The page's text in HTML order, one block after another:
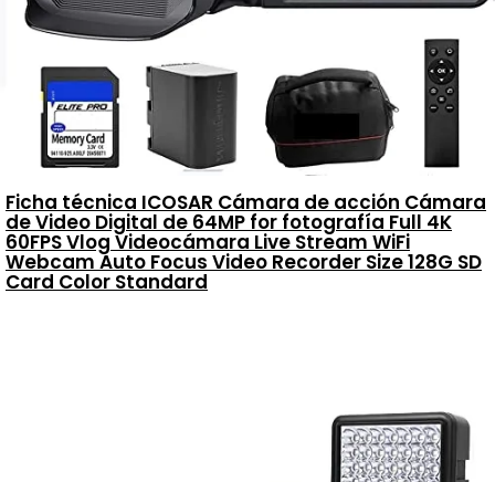
Ficha técnica ICOSAR Cámara de acción Cámara
de Video Digital de 64MP for fotografía Full 4K
60FPS Vlog Videocámara Live Stream WiFi
Webcam Auto Focus Video Recorder Size 128G SD
Card Color Standard